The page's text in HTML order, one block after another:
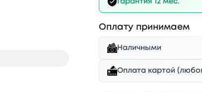
Гарантия 12 мес.
Оплату принимаем
Наличными
Оплата картой